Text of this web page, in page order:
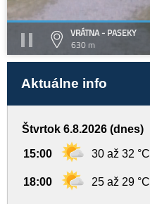
VRÁTNA - PASEKY
630 m
Aktuálne info
Štvrtok 6.8.2026 (dnes)
15:00 30 až 32 °C
18:00 25 až 29 °C